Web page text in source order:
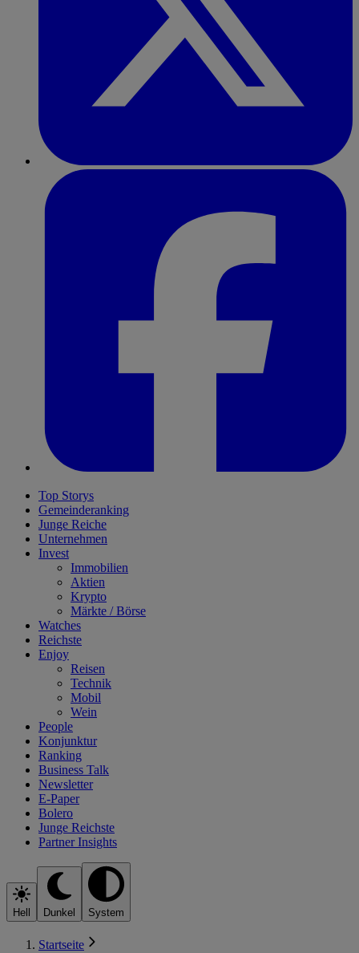
Top Storys
Gemeinderanking
Junge Reiche
Unternehmen
Invest
Immobilien
Aktien
Krypto
Märkte / Börse
Watches
Reichste
Enjoy
Reisen
Technik
Mobil
Wein
People
Konjunktur
Ranking
Business Talk
Newsletter
E-Paper
Bolero
Junge Reichste
Partner Insights
Hell Dunkel System
Startseite